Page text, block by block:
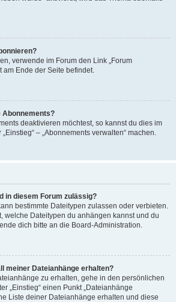
verwende im Forum den Link „Forum
am Ende der Seite befindet.
Abonnements?
deaktivieren möchtest, so kannst du dies im
– „Abonnements verwalten“ machen.
in diesem Forum zulässig?
bestimmte Dateitypen zulassen oder verbieten.
welche Dateitypen du anhängen kannst und du
dich bitte an die Board-Administration.
meiner Dateianhänge erhalten?
zu erhalten, gehe in den persönlichen
„Einstieg“ einen Punkt „Dateianhänge
Liste deiner Dateianhänge erhalten und diese